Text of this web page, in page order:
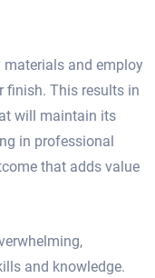
and employ
finish. This results in
will maintain its
in professional
that adds value
and knowledge.​